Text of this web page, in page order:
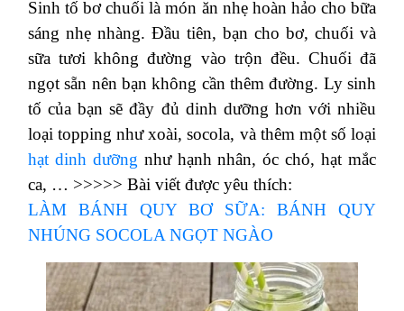
Sinh tố bơ chuối là món ăn nhẹ hoàn hảo cho bữa
sáng nhẹ nhàng. Đầu tiên, bạn cho bơ, chuối và
sữa tươi không đường vào trộn đều. Chuối đã
ngọt sẵn nên bạn không cần thêm đường. Ly sinh
tố của bạn sẽ đầy đủ dinh dưỡng hơn với nhiều
loại topping như xoài, socola, và thêm một số loại
hạt dinh dưỡng như hạnh nhân, óc chó, hạt mắc
ca, … >>>>> Bài viết được yêu thích:
LÀM BÁNH QUY BƠ SỮA: BÁNH QUY
NHÚNG SOCOLA NGỌT NGÀO